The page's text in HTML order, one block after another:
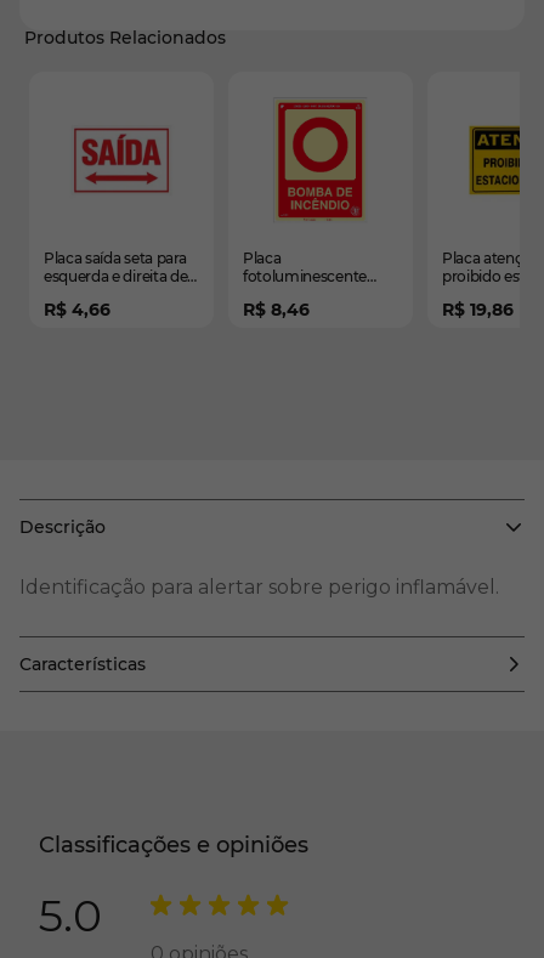
Produtos Relacionados
Placa saída seta para
esquerda e direita de
R$ 4,66
Placa
fotoluminescente
de PVC
R$ 8,46
Placa atenção
proibido
R$ 19,86
Descrição
Identificação para alertar sobre perigo inflamável.
Características
Classificações e opiniões
5.0